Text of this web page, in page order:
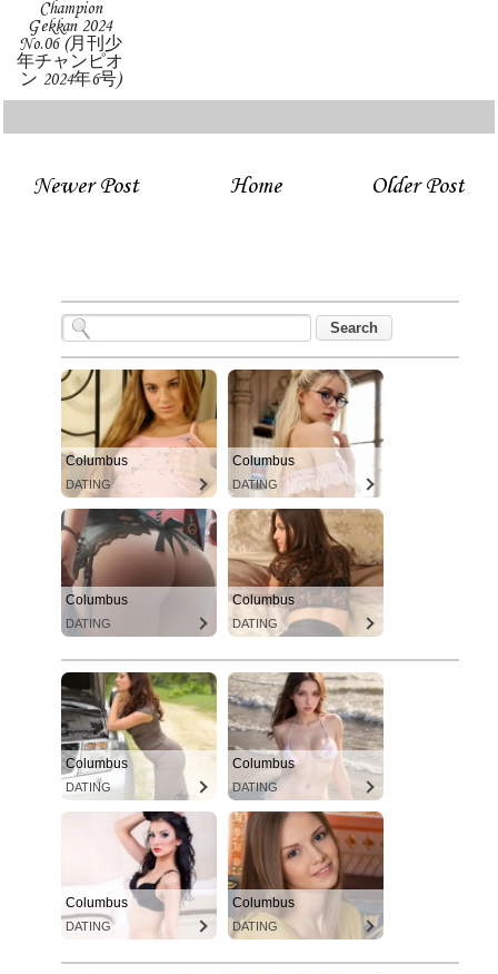
Champion
Gekkan 2024
No.06 (月刊少
年チャンピオ
ン 2024年6号)
Newer Post Older Post
Home
Columbus
DATING
Columbus
DATING
Columbus
DATING
Columbus
DATING
Columbus
DATING
Columbus
DATING
Columbus
DATING
Columbus
DATING